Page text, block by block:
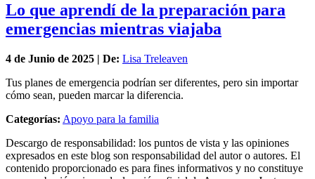
Lo que aprendí de la preparación para
emergencias mientras viajaba
4 de Junio de 2025 | De: Lisa Treleaven
Tus planes de emergencia podrían ser diferentes, pero sin importar
cómo sean, pueden marcar la diferencia.
Categorías: Apoyo para la familia
Descargo de responsabilidad: los puntos de vista y las opiniones
expresados en este blog son responsabilidad del autor o autores. El
contenido proporcionado es para fines informativos y no constituye